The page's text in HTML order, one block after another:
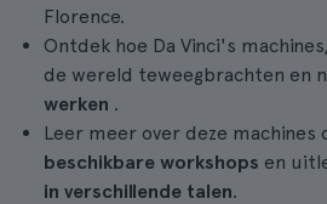
Florence.
Ontdek hoe Da Vinci's
de wereld teweegbrachten en
werken .
Leer meer over deze machines
beschikbare workshops en
in verschillende talen.